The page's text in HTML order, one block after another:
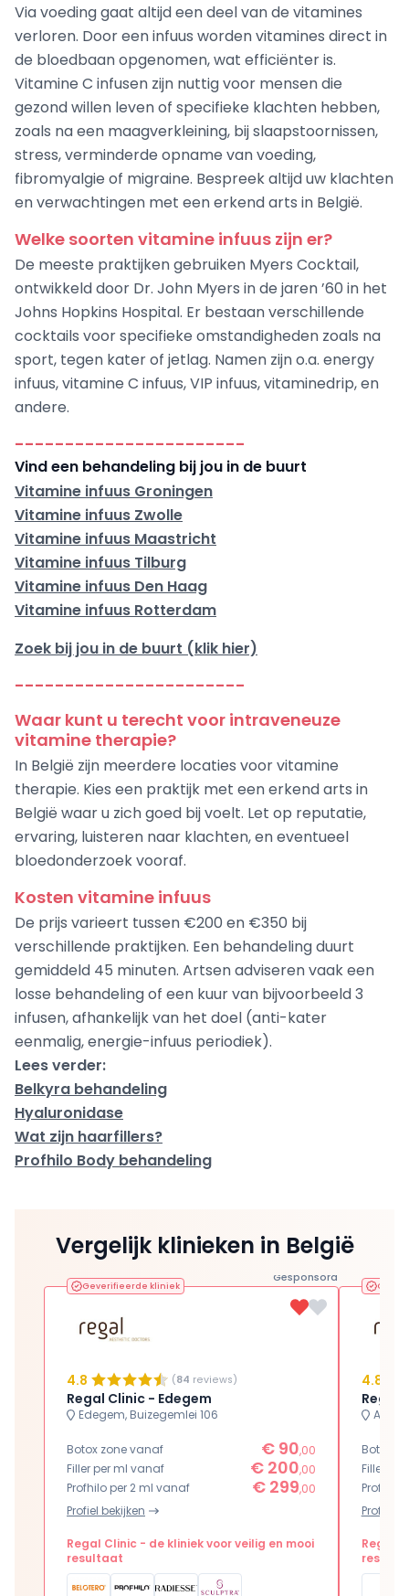
Via voeding gaat altijd een deel van de vitamines
verloren. Door een infuus worden vitamines direct in
de bloedbaan opgenomen, wat efficiënter is.
Vitamine C infusen zijn nuttig voor mensen die
gezond willen leven of specifieke klachten hebben,
zoals na een maagverkleining, bij slaapstoornissen,
stress, verminderde opname van voeding,
fibromyalgie of migraine. Bespreek altijd uw klachten
en verwachtingen met een erkend arts in België.
Welke soorten vitamine infuus zijn er?
De meeste praktijken gebruiken Myers Cocktail,
ontwikkeld door Dr. John Myers in de jaren ’60 in het
Johns Hopkins Hospital. Er bestaan verschillende
cocktails voor specifieke omstandigheden zoals na
sport, tegen kater of jetlag. Namen zijn o.a. energy
infuus, vitamine C infuus, VIP infuus, vitaminedrip, en
andere.
-----------------------
Vind een behandeling bij jou in de buurt
Vitamine infuus Groningen
Vitamine infuus Zwolle
Vitamine infuus Maastricht
Vitamine infuus Tilburg
Vitamine infuus Den Haag
Vitamine infuus Rotterdam
Zoek bij jou in de buurt (klik hier)
-----------------------
Waar kunt u terecht voor intraveneuze
vitamine therapie?
In België zijn meerdere locaties voor vitamine
therapie. Kies een praktijk met een erkend arts in
België waar u zich goed bij voelt. Let op reputatie,
ervaring, luisteren naar klachten, en eventueel
bloedonderzoek vooraf.
Kosten vitamine infuus
De prijs varieert tussen €200 en €350 bij
verschillende praktijken. Een behandeling duurt
gemiddeld 45 minuten. Artsen adviseren vaak een
losse behandeling of een kuur van bijvoorbeeld 3
infusen, afhankelijk van het doel (anti-kater
eenmalig, energie-infuus periodiek).
Lees verder:
Belkyra behandeling
Hyaluronidase
Wat zijn haarfillers?
Profhilo Body behandeling
Vergelijk klinieken in België
Gesponsord
Geverifieerde kliniek
4.8 (84 reviews)
Regal Clinic - Edegem
Edegem, Buizegemlei 106
Botox zone vanaf € 90,00
Filler per ml vanaf
€ 200,00
Profhilo per 2 ml vanaf
€ 299,00
Profiel bekijken
Regal Clinic - de kliniek voor veilig en mooi
resultaat
4.8
Regal
Botox
Filler
Profhilo
Profiel
Regal